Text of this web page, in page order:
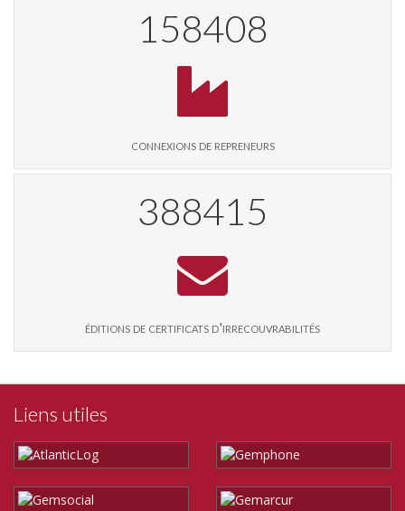
162679
connexions de repreneurs
398774
éditions de certificats d'irrecouvrabilités
Liens utiles